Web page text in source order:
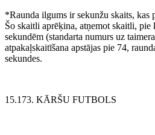
*Raunda ilgums ir sekunžu skaits, kas
Šo skaitli aprēķina, atņemot skaitli, pie
sekundēm (standarta numurs uz
atpakaļskaitīšana apstājas pie 74,
sekundes.
15.173. KĀRŠU FUTBOLS